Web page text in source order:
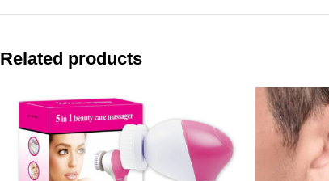
Related products